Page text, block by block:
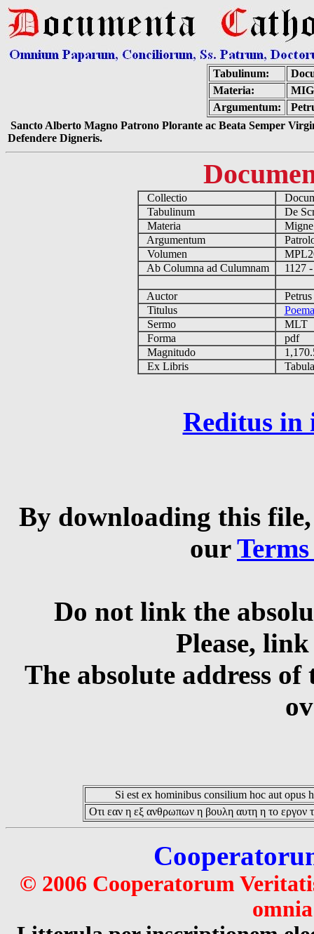
Tabulinum:
Materia:
Argumentum:
Sancto Alberto Magno Patrono Plorante ac Beata Semper
Defendere Digneris.
Collectio
Tabulinum
De
Materia
Argumentum
Volumen
Ab Columna ad Culumnam
1127
Auctor
Titulus
Sermo
MLT
Forma
pdf
Magnitudo
Ex Libris
Reditus in
By downloading this
our
Do not link the
Please,
The absolute address
Si est ex hominibus consilium hoc aut opus
Οτι εαν η εξ ανθρωπων η βουλη αυτη η το εργον
© 2006 Cooperatorum